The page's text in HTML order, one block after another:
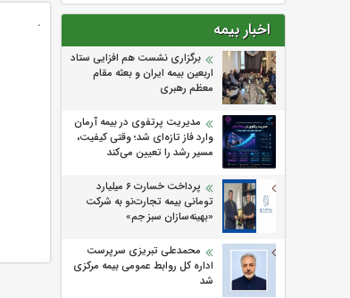
اخبار بیمه
برگزاری نشست هم افزایی ستاد
اربعین بیمه ایران و بعثه مقام
معظم رهبری
مدیریت پرتفوی در بیمه آرمان
وارد فاز تازه‌ای شد؛ وقتی کیفیت،
مسیر رشد را تعیین می‌کند
پرداخت خسارت ۶ میلیارد
تومانی بیمه تجارت‌نو به شرکت
«بهینه‌سازان سبز جم»
محمدعلی تبریزی سرپرست
اداره كل روابط عمومی بیمه مركزی
شد
.